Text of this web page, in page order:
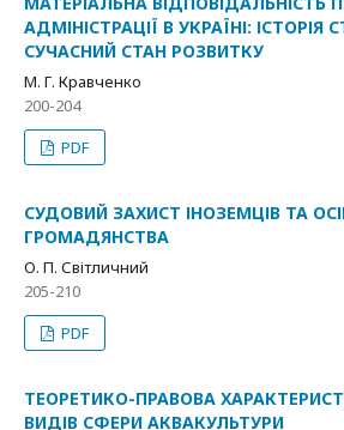
АДМІНІСТРАЦІЇ В УКРАЇНІ: ІСТОРІЯ
СУЧАСНИЙ СТАН РОЗВИТКУ
М. Г. Кравченко
200-204
PDF
СУДОВИЙ ЗАХИСТ ІНОЗЕМЦІВ ТА
ГРОМАДЯНСТВА
О. П. Світличний
205-210
PDF
ТЕОРЕТИКО-ПРАВОВА
ВИДІВ СФЕРИ АКВАКУЛЬТУРИ